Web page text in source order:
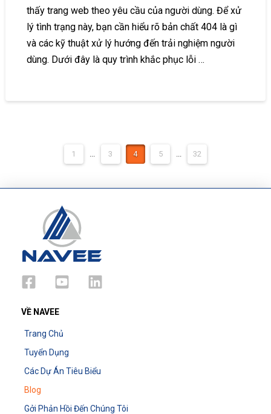
thấy trang web theo yêu cầu của người dùng. Để xử
lý tình trạng này, bạn cần hiểu rõ bản chất 404 là gì
và các kỹ thuật xử lý hướng đến trải nghiệm người
dùng. Dưới đây là quy trình khắc phục lỗi …
1 3 4 5 32
VỀ NAVEE
Trang Chủ
Tuyển Dụng
Các Dự Án Tiêu Biểu
Blog
Gởi Phản Hồi Đến Chúng Tôi